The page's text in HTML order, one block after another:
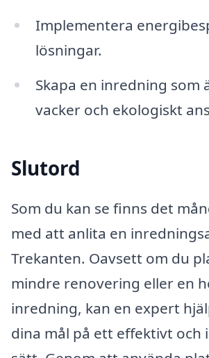
Implementera
lösningar.
Skapa en inredning som
vacker och ekologiskt
Slutord
Som du kan se finns det
med att anlita en
Trekanten. Oavsett om du
mindre renovering eller en
inredning, kan en expert
dina mål på ett effektivt och